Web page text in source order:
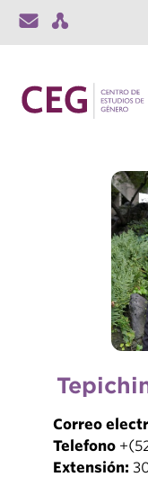
Correo
Telefono
Extensión: